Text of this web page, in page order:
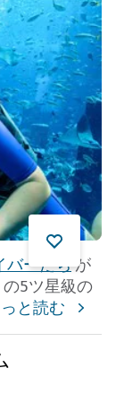
バーたちが
5ツ星級の
と読む